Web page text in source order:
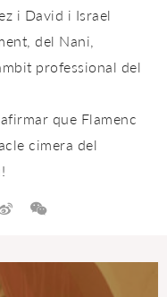
i David i Israel
del Nani,
professional del
que Flamenc
cimera del